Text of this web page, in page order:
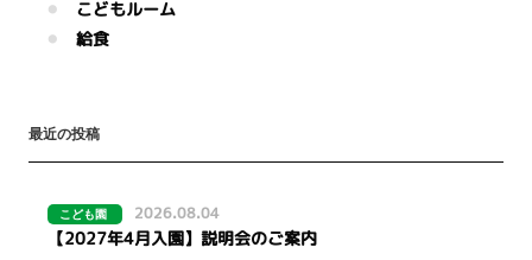
こどもルーム
給食
最近の投稿
こども園 2026.08.04
【2027年4月入園】説明会のご案内